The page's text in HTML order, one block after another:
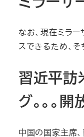
なお、現在ミラ
スできるため、そ
習近平訪
グ。。。
中国の国家主席